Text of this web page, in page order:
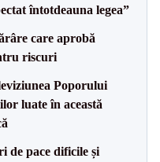
întotdeauna legea”
care aprobă
riscuri
Poporului
luate în această
de pace dificile și